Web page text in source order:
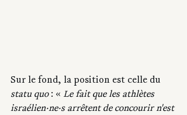
Sur le fond, la position est celle du
statu quo : « Le fait que les athlètes
israélien·ne·s arrêtent de concourir n'est